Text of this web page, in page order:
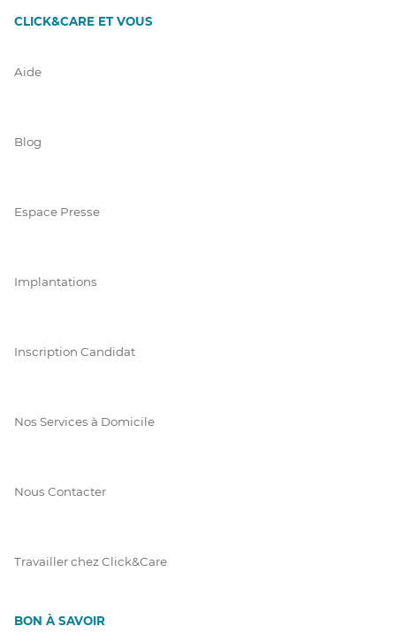
CLICK&CARE ET VOUS
Aide
Blog
Espace Presse
Implantations
Inscription Candidat
Nos Services à Domicile
Nous Contacter
Travailler chez Click&Care
BON À SAVOIR